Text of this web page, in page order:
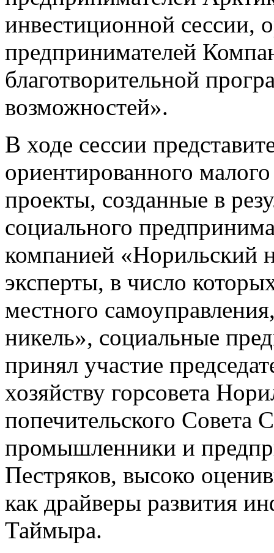
инвестиционной сессии,
предпринимателей
благотворительной
возможностей».
В ходе сессии
ориентированного
проекты, созданные в
социального
компанией «Норильский
эксперты, в число
местного
никель», социальные
принял участие
хозяйству горсовета
попечительского Совета
промышленники и
Пестряков, высоко
как драйверы развития
Таймыра.